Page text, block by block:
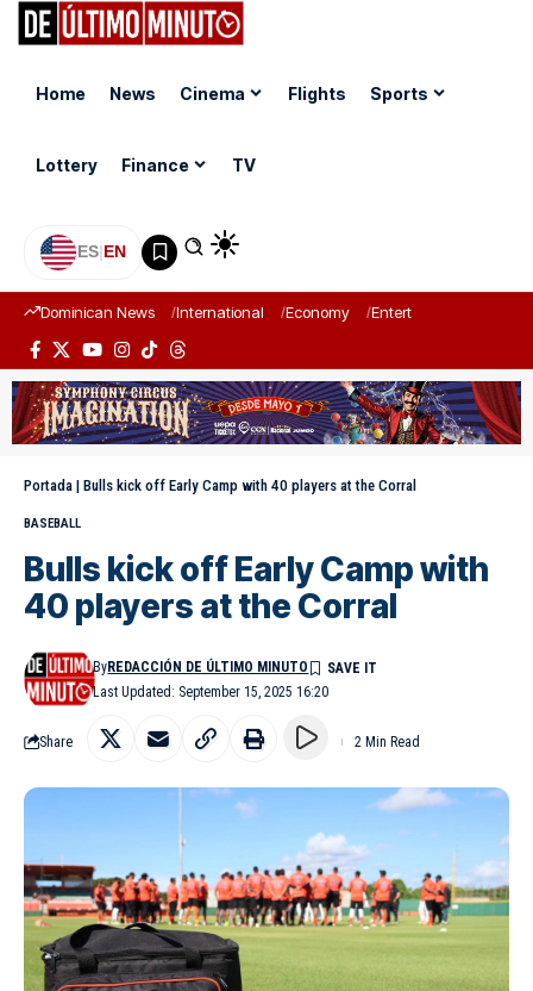
Home News Cinema Flights Sports
Lottery Finance TV
ES|EN
Dominican News International Economy Entertainment
Portada | Bulls kick off Early Camp with 40 players at the Corral
BASEBALL
Bulls kick off Early Camp with
40 players at the Corral
Last Updated: September 15, 2025 16:20
ByREDACCIÓN DE ÚLTIMO MINUTO
Share 2 Min Read